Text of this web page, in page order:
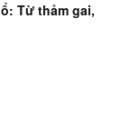
Từ thảm gai,